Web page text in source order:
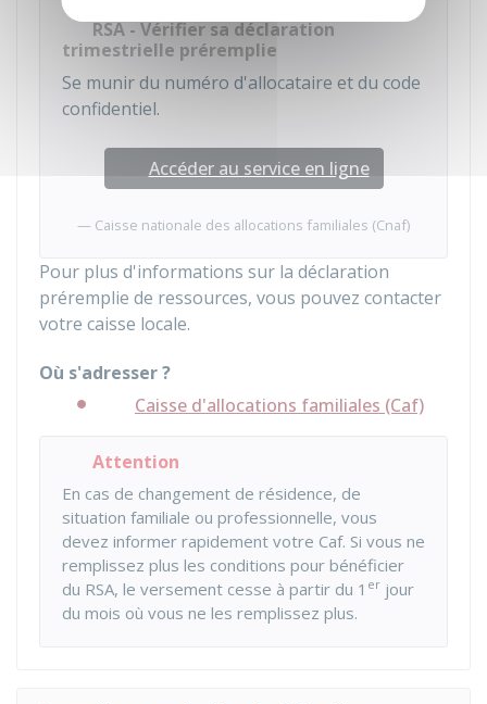
RSA - Vérifier sa déclaration
trimestrielle préremplie
Se munir du numéro d'allocataire et du code
confidentiel.
Accéder au service en ligne
Caisse nationale des allocations familiales (Cnaf)
Pour plus d'informations sur la déclaration
préremplie de ressources, vous pouvez contacter
votre caisse locale.
Où s'adresser ?
Caisse d'allocations familiales (Caf)
Attention
En cas de changement de résidence, de
situation familiale ou professionnelle, vous
devez informer rapidement votre Caf. Si vous ne
remplissez plus les conditions pour bénéficier
du RSA, le versement cesse à partir du 1 er jour
du mois où vous ne les remplissez plus.